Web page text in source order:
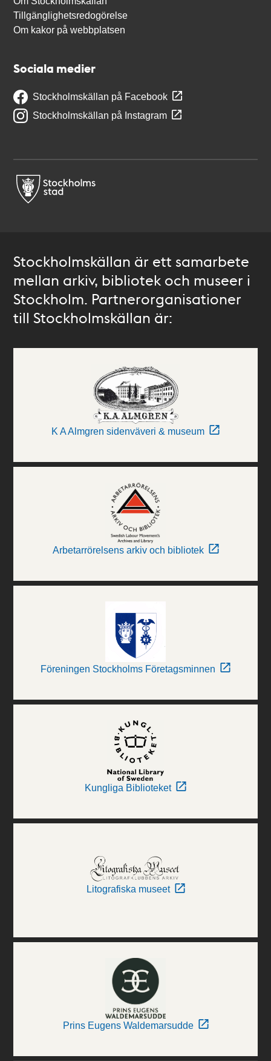
Tillgänglighetsredogörelse
Om kakor på webbplatsen
Sociala medier
Stockholmskällan på Facebook
Stockholmskällan på Instagram
Stockholmskällan är ett samarbete
mellan arkiv, bibliotek och museer i
Stockholm. Partnerorganisationer
till Stockholmskällan är:
K A Almgren sidenväveri & museum
Arbetarrörelsens arkiv och bibliotek
Föreningen Stockholms Företagsminnen
Kungliga Biblioteket
Litografiska museet
Prins Eugens Waldemarsudde